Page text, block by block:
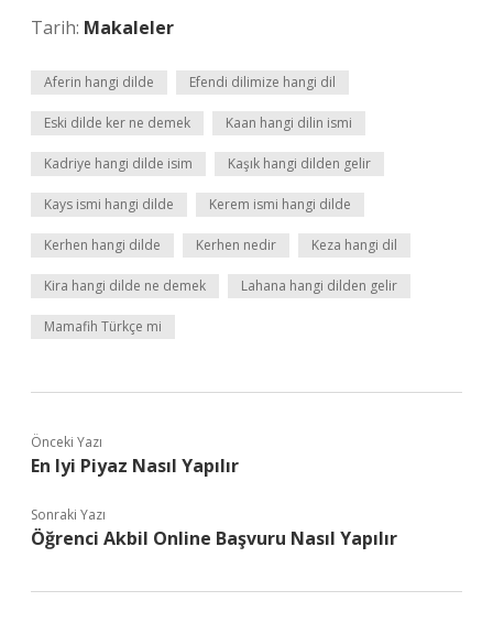
Tarih: Makaleler
Aferin hangi dilde Efendi dilimize hangi dil
Eski dilde ker ne demek Kaan hangi dilin ismi
Kadriye hangi dilde isim Kaşık hangi dilden gelir
Kays ismi hangi dilde Kerem ismi hangi dilde
Kerhen hangi dilde Kerhen nedir Keza hangi dil
Kira hangi dilde ne demek Lahana hangi dilden gelir
Mamafih Türkçe mi
Önceki Yazı
En Iyi Piyaz Nasıl Yapılır
Sonraki Yazı
Öğrenci Akbil Online Başvuru Nasıl Yapılır